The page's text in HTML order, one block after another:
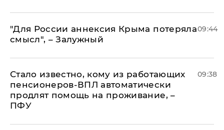
"Для России аннексия Крыма потеряла
смысл", – Залужный
09:44
Стало известно, кому из работающих
пенсионеров-ВПЛ автоматически
продлят помощь на проживание, –
ПФУ
09:38